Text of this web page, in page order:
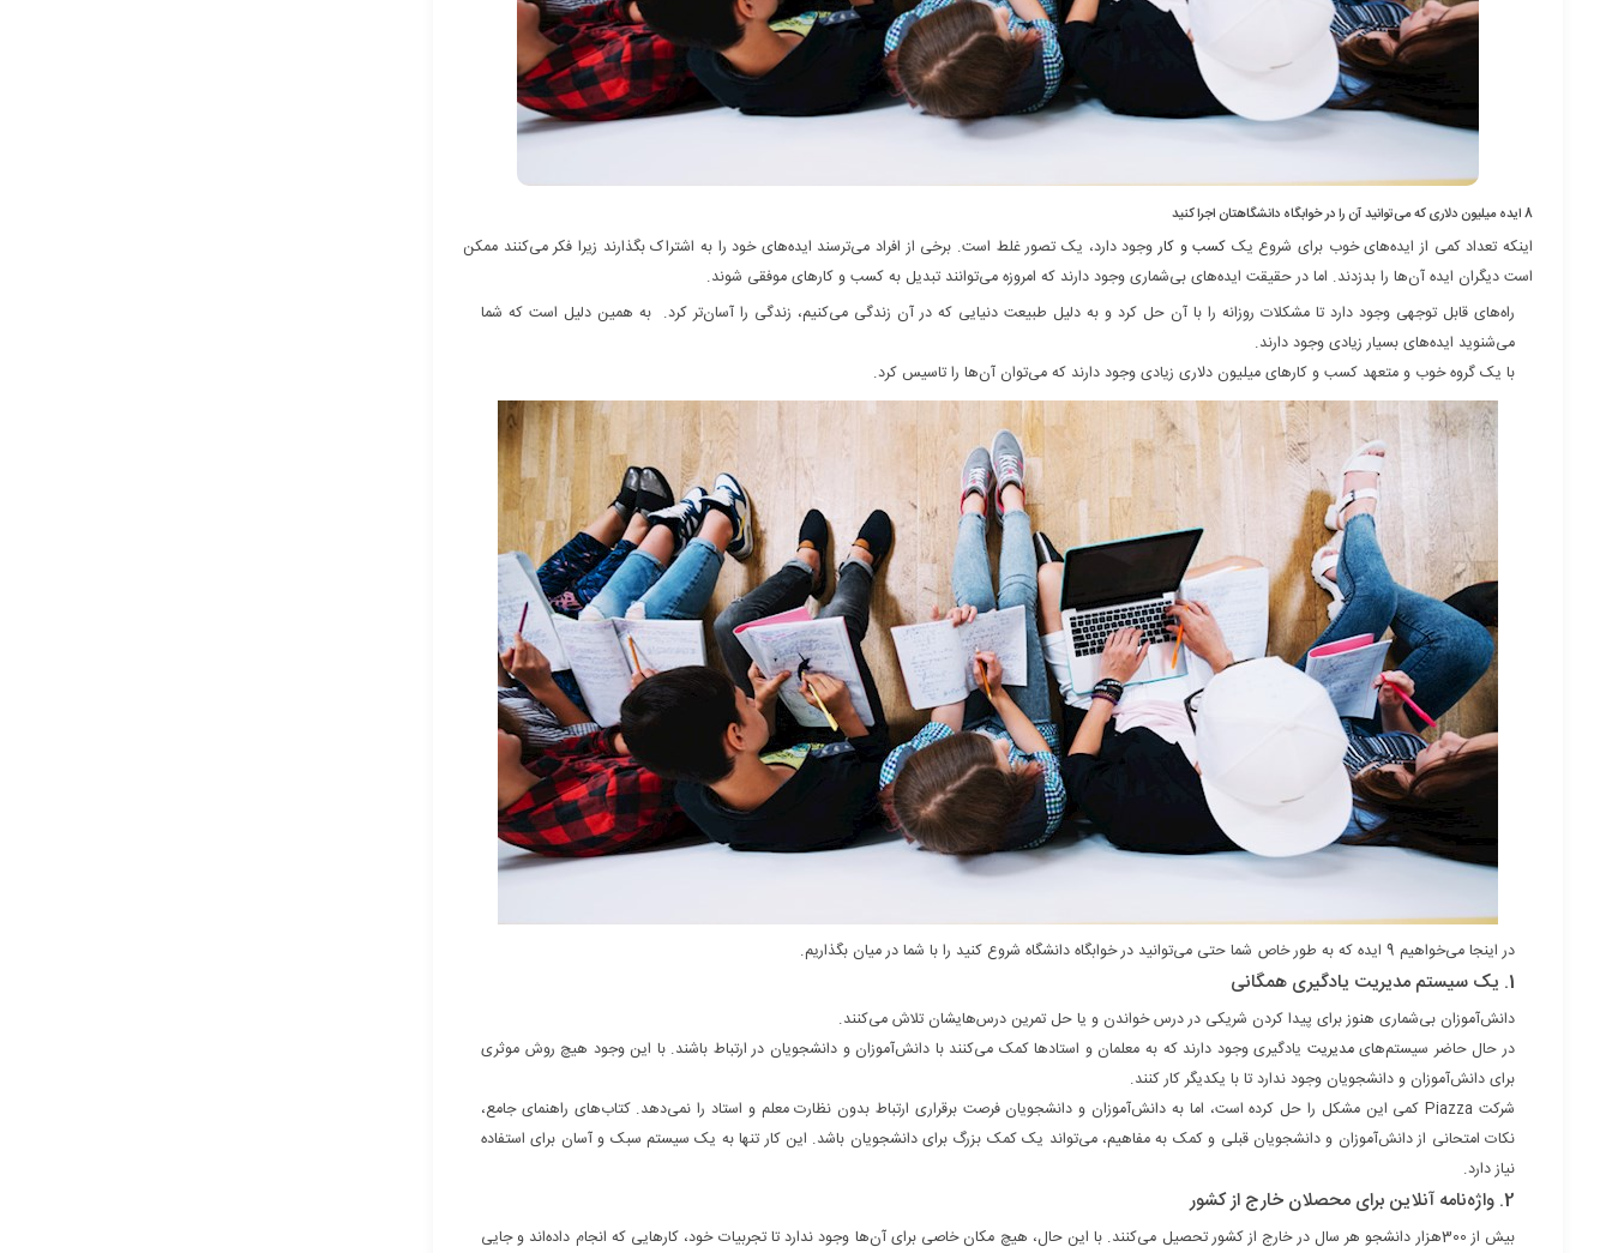
8 ایده میلیون دلاری که می‌توانید آن را در خوابگاه دانشگاهتان اجرا کنید
اینکه تعداد کمی از ایده‌های خوب برای شروع یک کسب و کاروجود دارد، یک تصور غلط است. برخی از افراد می‌ترسند ایده‌های خود را به اشتراک بگذارند زیرا فکر می‌کنند ممکن
است دیگران ایده‌ آن‌ها را بدزدند. اما در حقیقت ایده‌های بی‌شماری وجود دارند که امروزه می‌توانند تبدیل به کسب و کارهای موفقی شوند.
راه‌های قابل توجهی وجود دارد تا مشکلات روزانه را با آن حل کرد و به دلیل طبیعت دنیایی که در آن زندگی می‌کنیم، زندگی را آسان‌تر کرد. به همین دلیل است که شما
می‌شنوید ایده‌های بسیار زیادی وجود دارند.
با یک گروه خوب و متعهد کسب و کارهای میلیون دلاری زیادی وجود دارند که می‌توان آن‌ها را تاسیس کرد.
در اینجا می‌خواهیم 9 ایده که به طور خاص شما حتی می‌توانید در خوابگاه دانشگاه شروع کنید را با شما در میان بگذاریم.
1. یک سیستم مدیریت یادگیری همگانی
دانش‌آموزان بی‌شماری هنوز برای پیدا کردن شریکی در درس خواندن و یا حل تمرین درس‌هایشان تلاش می‌کنند.
در حال حاضر سیستم‌هایمدیریت یادگیری وجود دارند که به معلمان و استادها کمک می‌کنند با دانش‌آموزان و دانشجویان در ارتباط باشند. با این وجود هیچ روش موثری
برای دانش‌آموزان و دانشجویان وجود ندارد تا با یکدیگر کار کنند.
شرکت Piazzaکمی این مشکل را حل کرده است، اما به دانش‌آموزان و دانشجویان فرصت برقراری ارتباط بدون نظارت معلم و استاد را نمی‌دهد. کتاب‌های راهنمای جامع،
نکات امتحانی از دانش‌آموزان و دانشجویان قبلی و کمک به مفاهیم، می‌تواند یک کمک بزرگ برای دانشجویان باشد. این کار تنها به یک سیستم سبک و آسان برای استفاده
نیاز دارد.
2. واژه‌نامه آنلاین برای محصلان خارج از کشور
بیش از 300هزار دانشجو هر سال در خارج از کشور تحصیل می‌کنند. با این حال، هیچ مکان خاصی برای آن‌ها وجود ندارد تا تجربیات خود، کارهایی که انجام داده‌اند و جایی